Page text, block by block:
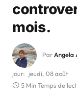
mois.
Par Angela
jour: jeudi, 08 août
5 Min Temps de